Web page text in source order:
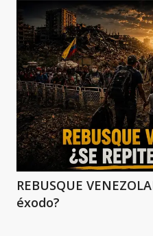
REBUSQUE
éxodo?